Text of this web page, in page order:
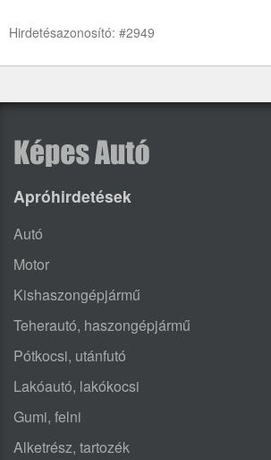
Hirdetésazonosító: #2949
Apróhirdetések
Autó
Motor
Kishaszongépjármű
Teherautó, haszongépjármű
Pótkocsi, utánfutó
Lakóautó, lakókocsi
Gumi, felni
Alketrész, tartozék